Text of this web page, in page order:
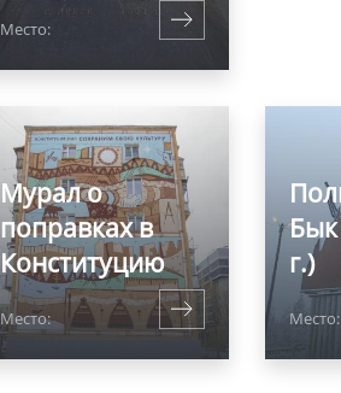
Место:
Мурал о
поправках в
Конституцию
Место:
г.)
Место: